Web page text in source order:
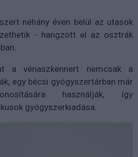
néhány éven belül az utasok
- hangzott el az osztrák
a vénaszkennert nemcsak a
egy bécsi gyógyszertárban már
használják, így
gyógyszerkiadása.